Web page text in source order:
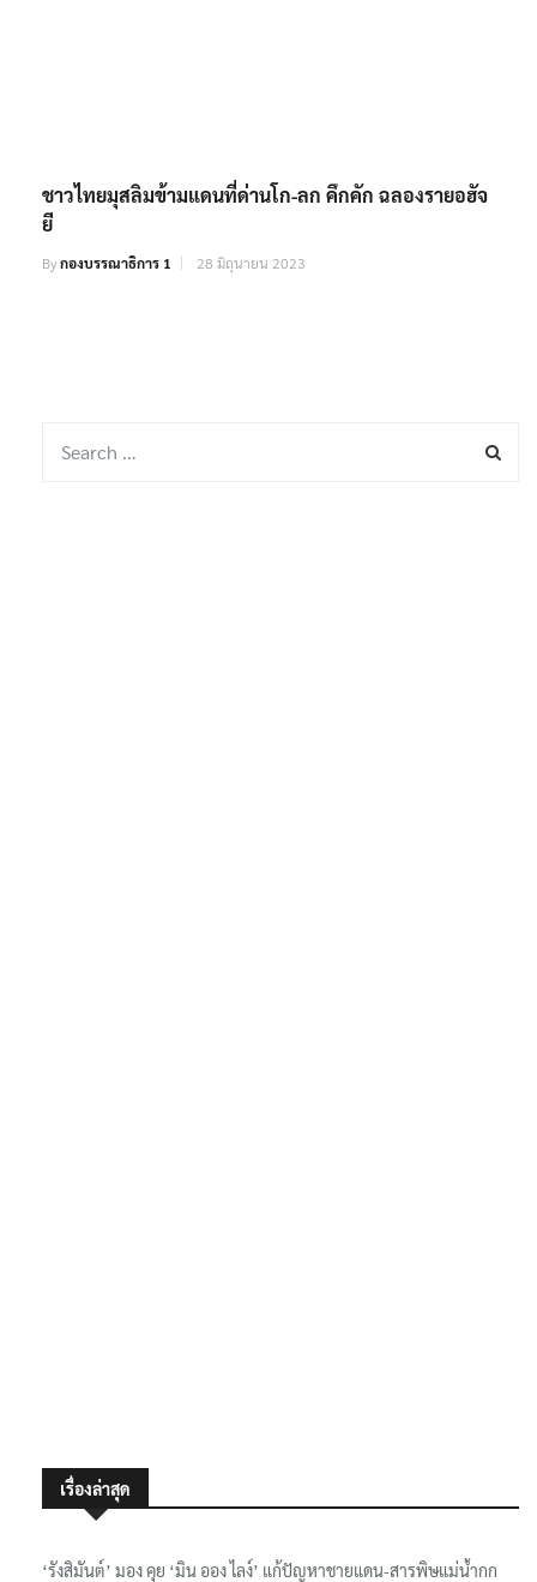
ชาวไทยมุสลิมข้ามแดนที่ด่านโก-ลก คึกคัก ฉลองรายอฮัจ
ยี
Byกองบรรณาธิการ 1 28 มิถุนายน 2023
เรื่องล่าสุด
‘รังสิมันต์’ มอง คุย ‘มิน ออง ไลง์’ แก้ปัญหาชายแดน-สารพิษแม่น้ำกก